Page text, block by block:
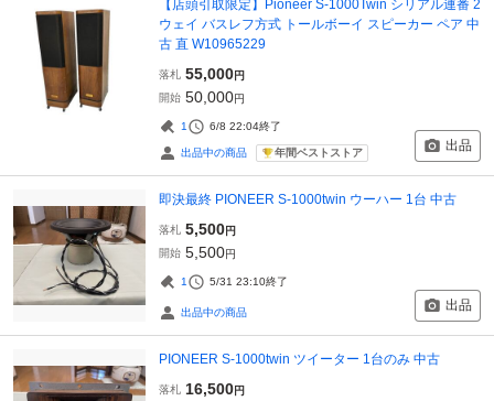
【店頭引取限定】Pioneer S-1000Twin シリアル連番 2
ウェイ バスレフ方式 トールボーイ スピーカー ペア 中
古 直 W10965229
落札 55,000円
開始 50,000円
1 6/8 22:04終了
出品中の商品 年間ベストストア 出品
即決最終 PIONEER S-1000twin ウーハー 1台 中古
落札 5,500円
開始 5,500円
1 5/31 23:10終了
出品中の商品 出品
PIONEER S-1000twin ツイーター 1台のみ 中古
落札 16,500円